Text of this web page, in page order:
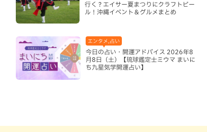
行く？エイサー夏まつりにクラフトビー
ル！沖縄イベント＆グルメまとめ
エンタメ,占い
今日の占い・開運アドバイス 2026年8
月8日（土）【琉球鑑定士ミウマ まいに
ち九星気学開運占い】